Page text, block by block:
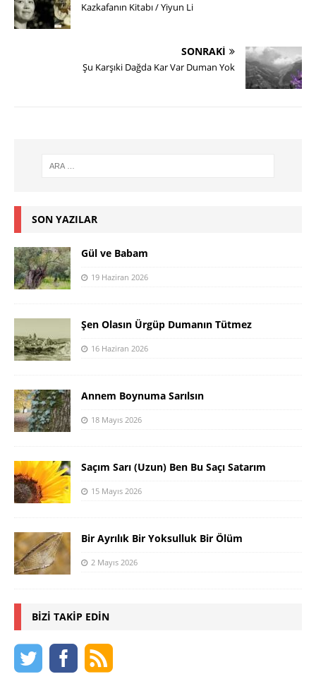
Kazkafanın Kitabı / Yiyun Li
SONRAKI
Şu Karşıki Dağda Kar Var Duman Yok
SON YAZILAR
Gül ve Babam
19 Haziran 2026
Şen Olasın Ürgüp Dumanın Tütmez
16 Haziran 2026
Annem Boynuma Sarılsın
18 Mayıs 2026
Saçım Sarı (Uzun) Ben Bu Saçı Satarım
15 Mayıs 2026
Bir Ayrılık Bir Yoksulluk Bir Ölüm
2 Mayıs 2026
BIZI TAKIP EDIN